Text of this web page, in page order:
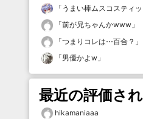
「 うまい棒ムスコスティ
「前が兄ちゃんかwww 」
「つまりコレは⋯百合？ 」
「男優かよw 」
最近の評価さ
hikamaniaaa